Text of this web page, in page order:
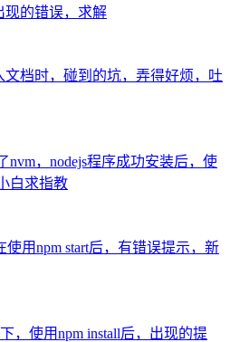
现的错误，求解
文档时，碰到的坑，弄得好烦，吐
nvm，nodejs程序成功安装后，使
白求指教
使用npm start后，有错误提示，新
，使用npm install后，出现的提